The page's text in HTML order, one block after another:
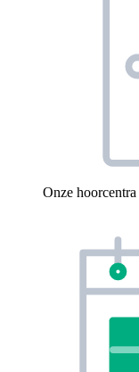
Onze hoorcentra